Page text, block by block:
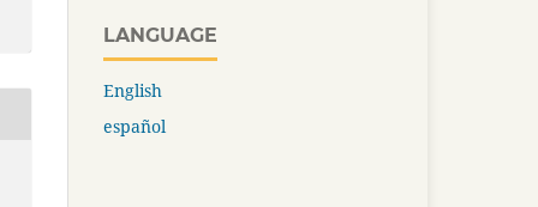
LANGUAGE
English
español